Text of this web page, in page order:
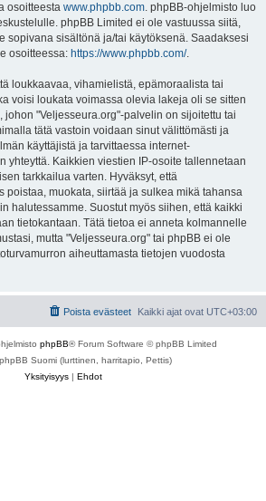
osoitteesta www.phpbb.com. phpBB-ohjelmisto luo
phpBB Limited ei ole vastuussa siitä,
sopivana sisältönä ja/tai käytöksenä. Saadaksesi
osoitteessa: https://www.phpbb.com/.
loukkaavaa, vihamielistä, epämoraalista tai
voisi loukata voimassa olevia lakeja oli se sitten
johon "Veljesseura.org"-palvelin on sijoitettu tai
tätä vastoin voidaan sinut välittömästi ja
käyttäjistä ja tarvittaessa internet-
yhteyttä. Kaikkien viestien IP-osoite tallennetaan
tarkkailua varten. Hyväksyt, että
poistaa, muokata, siirtää ja sulkea mikä tahansa
halutessamme. Suostut myös siihen, että kaikki
tietokantaan. Tätä tietoa ei anneta kolmannelle
mutta "Veljesseura.org" tai phpBB ei ole
aiheuttamasta tietojen vuodosta
Kaikki ajat ovat UTC+03:00
Poista evästeet
phpBB® Forum Software © phpBB Limited
Suomi (lurttinen, harritapio, Pettis)
Yksityisyys | Ehdot